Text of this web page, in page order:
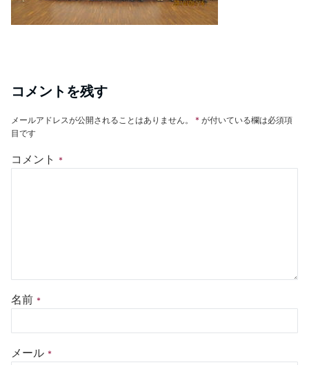
コメントを残す
メールアドレスが公開されることはありません。 * が付いている欄は必須項
目です
コメント *
名前 *
メール *